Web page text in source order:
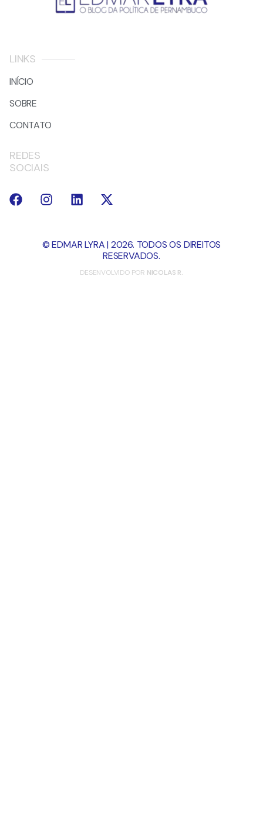
LINKS
INÍCIO
SOBRE
CONTATO
REDES
SOCIAIS
© EDMAR LYRA | 2026. TODOS OS DIREITOS
RESERVADOS.
DESENVOLVIDO POR NICOLAS R.